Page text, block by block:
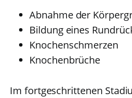
Abnahme der
Bildung eines
Knochenschmerzen
Knochenbrüche
Im fortgeschrittenen